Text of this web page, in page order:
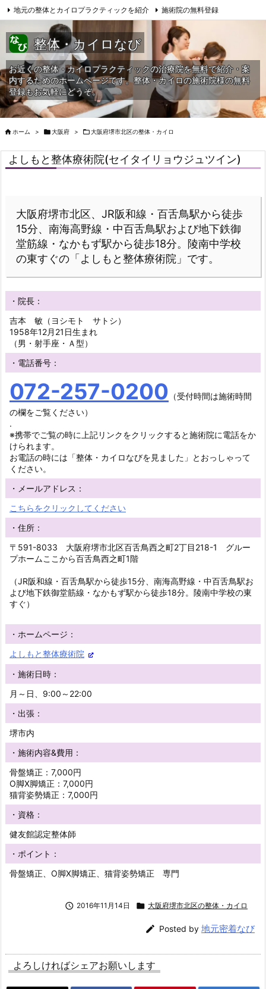
地元の整体とカイロプラクティックを紹介 施術院の無料登録
サイトマップ 当HPへの問合せ
整体・カイロなび
お近くの整体・カイロプラクティックの治療院を無料で紹介・案
内するためのホームページです。整体・カイロの施術院様の無料
登録もお気軽にどうぞ。
 ホーム > 大阪府 > 大阪府堺市北区の整体・カイロ
よしもと整体療術院(セイタイリョウジュツイン)
大阪府堺市北区、JR阪和線・百舌鳥駅から徒歩
15分、南海高野線・中百舌鳥駅および地下鉄御
堂筋線・なかもず駅から徒歩18分。陵南中学校
の東すぐの「よしもと整体療術院」です。
・院長：
吉本 敏（ヨシモト サトシ）
1958年12月21日生まれ
（男・射手座・Ａ型）
・電話番号：
072-257-0200 （受付時間は施術時間
の欄をご覧ください）
.
※携帯でご覧の時に上記リンクをクリックすると施術院に電話をか
けられます。
お電話の時には「整体・カイロなびを見ました」とおっしゃって
ください。
・メールアドレス：
こちらをクリックしてください
・住所：
〒591-8033 大阪府堺市北区百舌鳥西之町2丁目218-1 グルー
プホームここから百舌鳥西之町1階
（JR阪和線・百舌鳥駅から徒歩15分、南海高野線・中百舌鳥駅お
よび地下鉄御堂筋線・なかもず駅から徒歩18分。陵南中学校の東
すぐ）
・ホームページ：
よしもと整体療術院
・施術日時：
月～日、9:00～22:00
・出張：
堺市内
・施術内容&費用：
骨盤矯正：7,000円
O脚X脚矯正：7,000円
猫背姿勢矯正：7,000円
・資格：
健友館認定整体師
・ポイント：
骨盤矯正、O脚X脚矯正、猫背姿勢矯正 専門
 2016年11月14日  大阪府堺市北区の整体・カイロ
 Posted by 地元密着なび
よろしければシェアお願いします